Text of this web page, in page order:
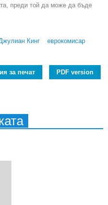
преди той да може да бъде
Кинг
еврокомисар
за печат PDF version